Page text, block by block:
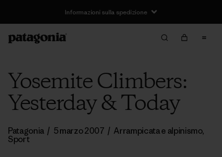
Informazioni sulla spedizione
Yosemite Climbers:
Yesterday & Today
Patagonia / 5 marzo 2007 / Arrampicata e alpinismo,
Sport